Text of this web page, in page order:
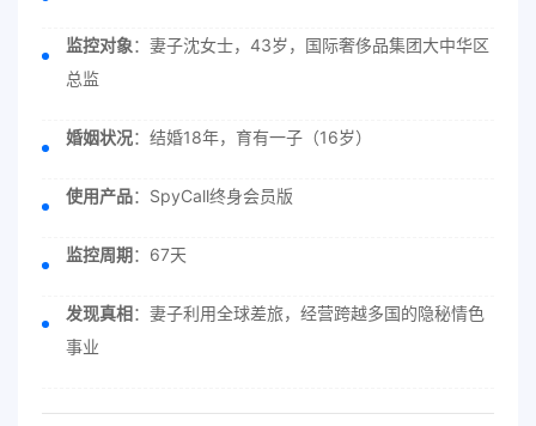
监控对象：妻子沈女士，43岁，国际奢侈品集团大中华区
总监
婚姻状况：结婚18年，育有一子（16岁）
使用产品：SpyCall终身会员版
监控周期：67天
发现真相：妻子利用全球差旅，经营跨越多国的隐秘情色
事业